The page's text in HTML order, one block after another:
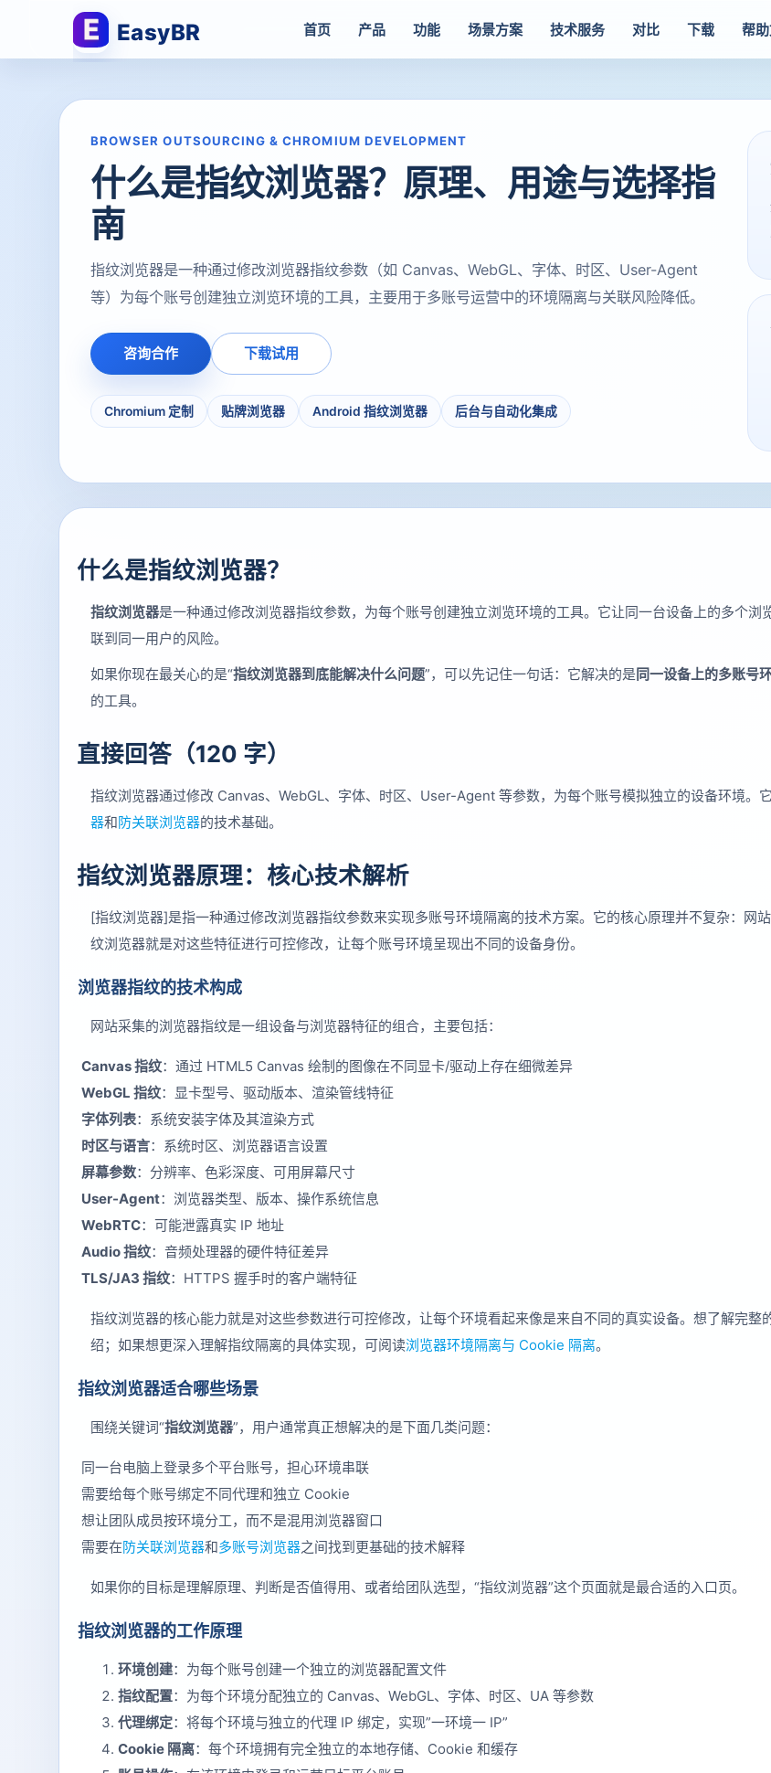
EasyBR 首页 产品 功能 场景方案 技术服务 对比 下载 帮
BROWSER OUTSOURCING & CHROMIUM DEVELOPMENT
什么是指纹浏览器？原理、用途与选择指
南
指纹浏览器是一种通过修改浏览器指纹参数（如 Canvas、WebGL、字体、时区、User-Agent
等）为每个账号创建独立浏览环境的工具，主要用于多账号运营中的环境隔离与关联风险降低。
咨询合作 下载试用
Chromium 定制 贴牌浏览器 Android 指纹浏览器 后台与自动化集成
什么是指纹浏览器？
指纹浏览器是一种通过修改浏览器指纹参数，为每个账号创建独立浏览环境的工具。它让同一台设备上的多个
联到同一用户的风险。
如果你现在最关心的是“指纹浏览器到底能解决什么问题”，可以先记住一句话：它解决的是同一设备上的多账号
的工具。
直接回答（120 字）
指纹浏览器通过修改 Canvas、WebGL、字体、时区、User-Agent 等参数，为每个账号模拟独立的设备环境。
器和防关联浏览器的技术基础。
指纹浏览器原理：核心技术解析
[指纹浏览器]是指一种通过修改浏览器指纹参数来实现多账号环境隔离的技术方案。它的核心原理并不复杂：
纹浏览器就是对这些特征进行可控修改，让每个账号环境呈现出不同的设备身份。
浏览器指纹的技术构成
网站采集的浏览器指纹是一组设备与浏览器特征的组合，主要包括：
Canvas 指纹：通过 HTML5 Canvas 绘制的图像在不同显卡/驱动上存在细微差异
WebGL 指纹：显卡型号、驱动版本、渲染管线特征
字体列表：系统安装字体及其渲染方式
时区与语言：系统时区、浏览器语言设置
屏幕参数：分辨率、色彩深度、可用屏幕尺寸
User-Agent：浏览器类型、版本、操作系统信息
WebRTC：可能泄露真实 IP 地址
Audio 指纹：音频处理器的硬件特征差异
TLS/JA3 指纹：HTTPS 握手时的客户端特征
指纹浏览器的核心能力就是对这些参数进行可控修改，让每个环境看起来像是来自不同的真实设备。想了解完整
绍；如果想更深入理解指纹隔离的具体实现，可阅读浏览器环境隔离与 Cookie 隔离。
指纹浏览器适合哪些场景
围绕关键词“指纹浏览器”，用户通常真正想解决的是下面几类问题：
同一台电脑上登录多个平台账号，担心环境串联
需要给每个账号绑定不同代理和独立 Cookie
想让团队成员按环境分工，而不是混用浏览器窗口
需要在防关联浏览器和多账号浏览器之间找到更基础的技术解释
如果你的目标是理解原理、判断是否值得用、或者给团队选型，“指纹浏览器”这个页面就是最合适的入口页。
指纹浏览器的工作原理
环境创建：为每个账号创建一个独立的浏览器配置文件
指纹配置：为每个环境分配独立的 Canvas、WebGL、字体、时区、UA 等参数
代理绑定：将每个环境与独立的代理 IP 绑定，实现”一环境一 IP”
Cookie 隔离：每个环境拥有完全独立的本地存储、Cookie 和缓存